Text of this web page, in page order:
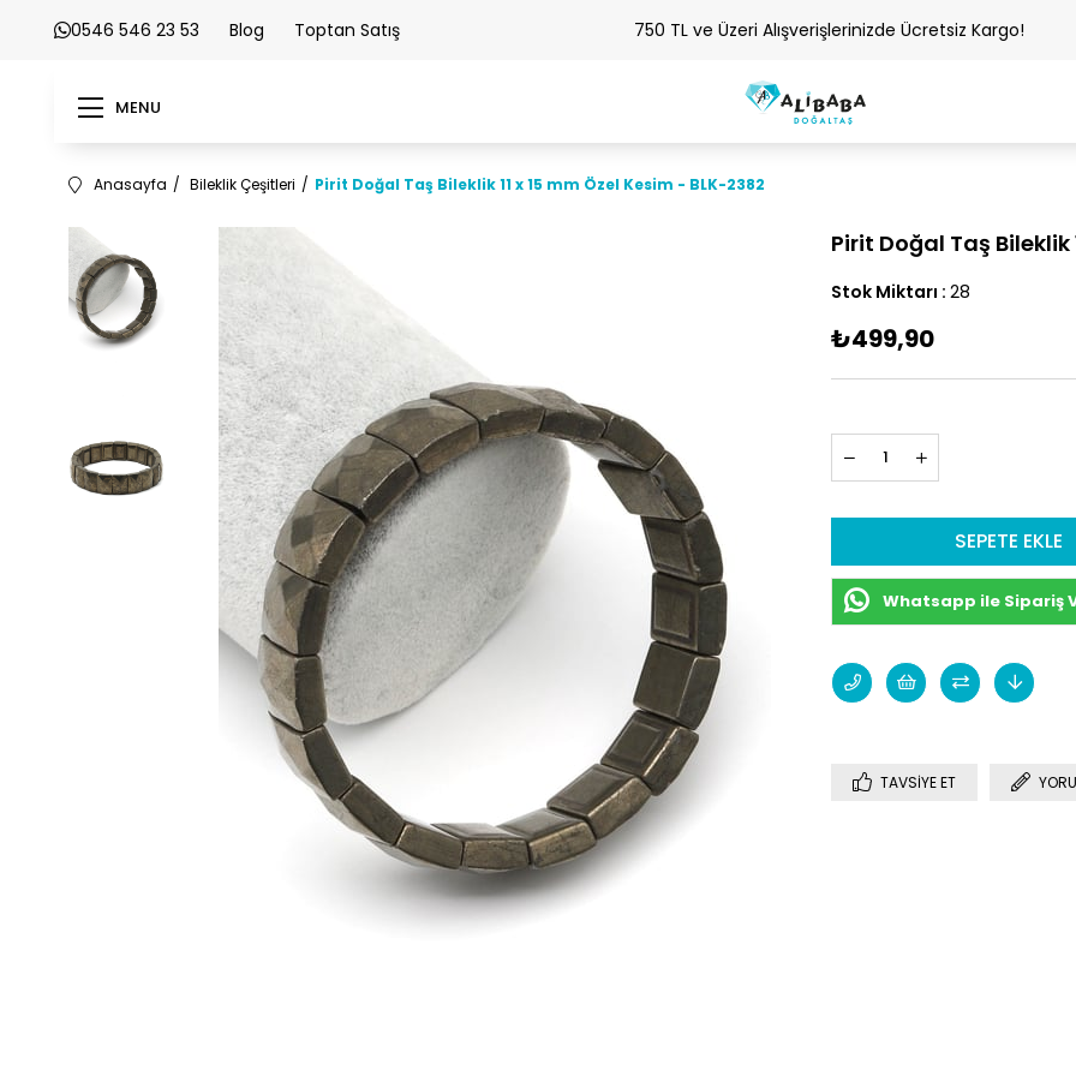
0546 546 23 53 Blog Toptan Satış 750 TL ve Üzeri Alışverişlerinizde Ücretsiz Kargo!
MENU
Anasayfa Bileklik Çeşitleri Pirit Doğal Taş Bileklik 11 x 15 mm Özel Kesim - BLK-2382
Pirit Doğal Taş Bileklik
Stok Miktarı : 28
₺499,90
Whatsapp ile Sipariş
TAVSIYE ET